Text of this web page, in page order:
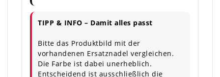
TIPP & INFO – Damit alles passt
Bitte das Produktbild mit der
vorhandenen Ersatznadel vergleichen.
Die Farbe ist dabei unerheblich.
Entscheidend ist ausschließlich die